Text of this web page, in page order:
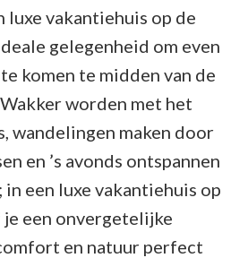
luxe vakantiehuis op de
gelegenheid om even
komen te midden van de
worden met het
wandelingen maken door
en ’s avonds ontspannen
in een luxe vakantiehuis op
een onvergetelijke
en natuur perfect